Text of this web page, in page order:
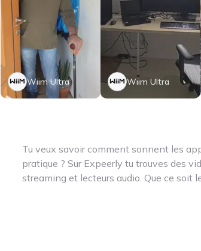
Wiim Ultra Wiim Ultra
Tu veux savoir comment sonnent les
pratique ? Sur Expeerly tu trouves des
streaming et lecteurs audio. Que ce soit